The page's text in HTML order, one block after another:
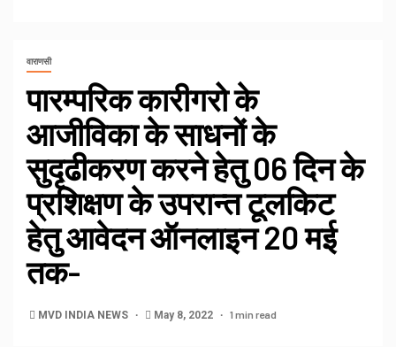
वाराणसी
पारम्परिक कारीगरो के
आजीविका के साधनों के
सुदृढीकरण करने हेतु 06 दिन के
प्रशिक्षण के उपरान्त टूलकिट
हेतु आवेदन ऑनलाइन 20 मई
तक-
MVD INDIA NEWS May 8, 2022 1 min read